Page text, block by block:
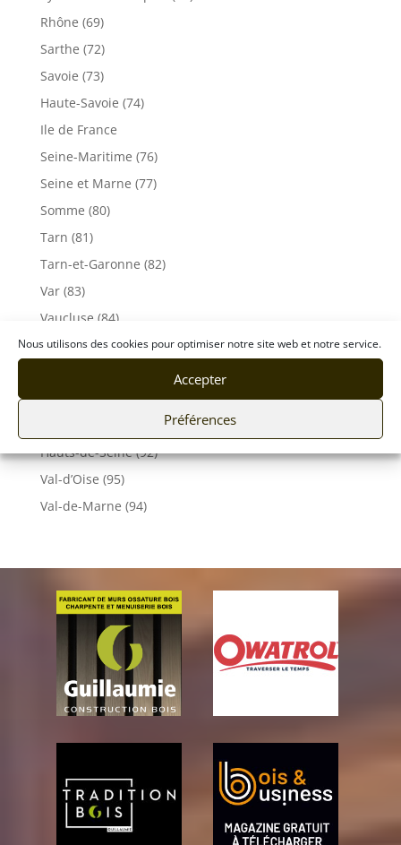
Nous utilisons des cookies pour optimiser notre site web et notre service.
Accepter
Préférences
Rhône (69)
Sarthe (72)
Savoie (73)
Haute-Savoie (74)
Ile de France
Seine-Maritime (76)
Seine et Marne (77)
Somme (80)
Tarn (81)
Tarn-et-Garonne (82)
Var (83)
Vaucluse (84)
Vendée (85)
Yonne (89)
Hauts-de-Seine (92)
Val-d’Oise (95)
Val-de-Marne (94)